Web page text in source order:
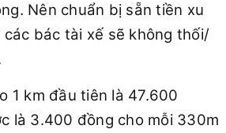
Nên chuẩn bị sẵn tiền xu
các bác tài xế sẽ không thối/
1 km đầu tiên là 47.600
là 3.400 đồng cho mỗi 330m